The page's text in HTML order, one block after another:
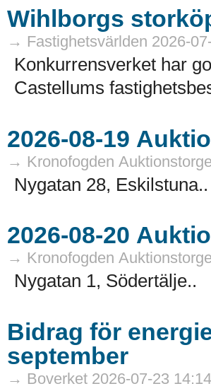
Wihlborgs
→ Fastighetsvärlden 2026-
Konkurrensverket har
Castellums
→ Kronofogden
Nygatan 28, Eskilstuna..
→ Kronofogden
Nygatan 1, Södertälje..
Bidrag för
september
→ Boverket 2026-07-23 14:14